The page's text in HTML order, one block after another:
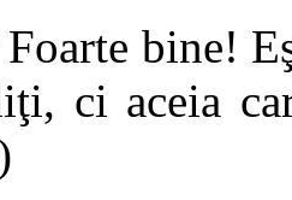
Foarte bine!
ci aceia